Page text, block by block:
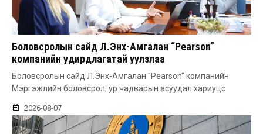
Боловсролын сайд Л.Энх-Амгалан “Pearson”
компанийн удирдлагатай уулзлаа
Боловсролын сайд Л.Энх-Амгалан "Pearson" компанийн
Мэргэжлийн боловсрол, ур чадварын асуудал хариуцс
2026-08-07